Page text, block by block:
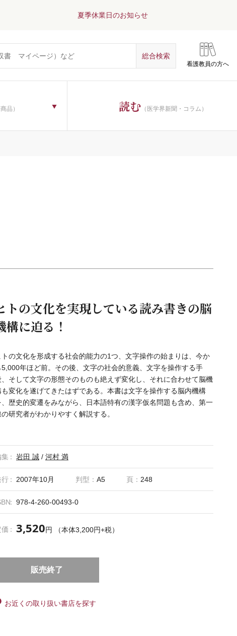
夏季休業日のお知らせ
看護教員の方へ
品） 読む （医学界新聞・コラム）
トの文化を実現している読み書きの脳
構に迫る！
トの文化を形成する社会的能力の1つ、文字操作の始まりは、今か
5,000年ほど前。その後、文字の社会的意義、文字を操作する手
、そして文字の形態そのものも絶えず変化し、それに合わせて脳機
も変化を遂げてきたはずである。本書は文字を操作する脳内機構
、歴史的変遷をみながら、日本語特有の漢字仮名問題も含め、第一
研究者がわかりやすく解説する。
岩田 誠 / 河村 満
行 2007年10月 判型： A5 頁： 248
978-4-260-00493-0
3,520円 （本体3,200円+税）
販売終了
お近くの取り扱い書店を探す